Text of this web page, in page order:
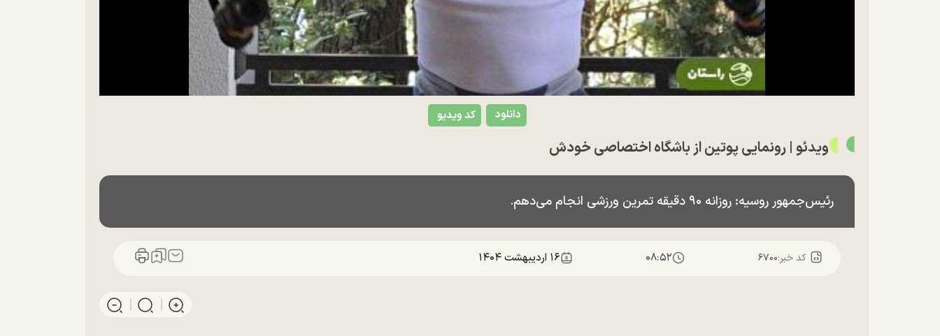
کد ویدیو دانلود
ویدئو | رونمایی پوتین از باشگاه اختصاصی خودش
رئیس‌جمهور روسیه: روزانه ۹۰ دقیقه تمرین ورزشی انجام می‌دهم.
کد خبر:۶۷۰۰ ۰۸:۵۲ ۱۶ ارديبهشت ۱۴۰۴